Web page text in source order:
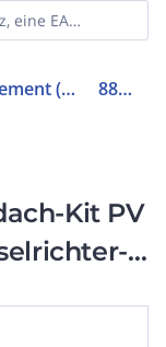
Dach-/Bodenelement (Gehäuse/Schaltschrank) 880007075
Kit PV